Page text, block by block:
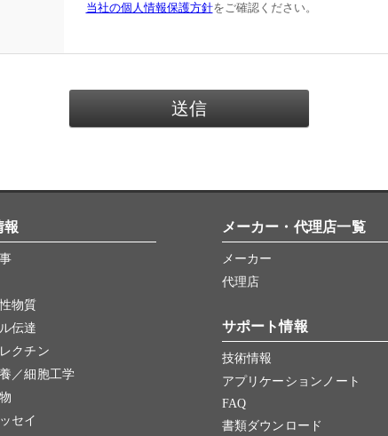
当社の個人情報保護方針をご確認ください。
報
物質
伝達
クチン
／細胞工学
セイ
メーカー・代理店一覧
メーカー
代理店
サポート情報
技術情報
アプリケーションノート
FAQ
書類ダウンロード